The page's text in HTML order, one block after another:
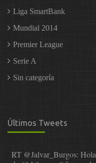
Liga SmartBank
Mundial 2014
Premier League
Serie A
Sin categoría
Últimos Tweets
RT @Jalvar_Burgos: Hola